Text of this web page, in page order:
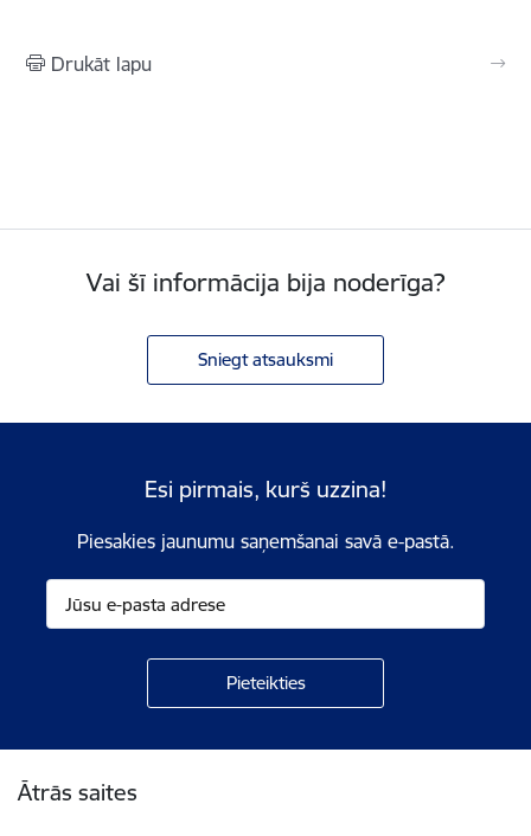
Drukāt lapu
Vai šī informācija bija noderīga?
Sniegt atsauksmi
Esi pirmais, kurš uzzina!
Piesakies jaunumu saņemšanai savā e-pastā.
Ātrās saites